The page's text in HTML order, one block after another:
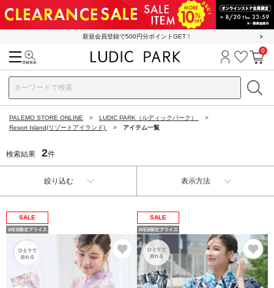
新規会員登録で500円分ポイントGET！
ログイン
お気に
カ
0
PALEMO STORE ONLINE
LUDIC PARK（ルディックパーク）
Resort Island(リゾートアイランド)
アイテム一覧
検索結果 2件
絞り込む 表示方法
SALE
お気に入り
SALE
お